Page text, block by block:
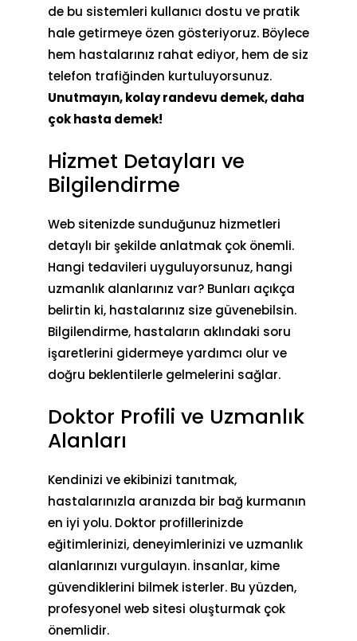
de bu sistemleri kullanıcı dostu ve pratik
hale getirmeye özen gösteriyoruz. Böylece
hem hastalarınız rahat ediyor, hem de siz
telefon trafiğinden kurtuluyorsunuz.
Unutmayın, kolay randevu demek, daha
çok hasta demek!
Hizmet Detayları ve
Bilgilendirme
Web sitenizde sunduğunuz hizmetleri
detaylı bir şekilde anlatmak çok önemli.
Hangi tedavileri uyguluyorsunuz, hangi
uzmanlık alanlarınız var? Bunları açıkça
belirtin ki, hastalarınız size güvenebilsin.
Bilgilendirme, hastaların aklındaki soru
işaretlerini gidermeye yardımcı olur ve
doğru beklentilerle gelmelerini sağlar.
Doktor Profili ve Uzmanlık
Alanları
Kendinizi ve ekibinizi tanıtmak,
hastalarınızla aranızda bir bağ kurmanın
en iyi yolu. Doktor profillerinizde
eğitimlerinizi, deneyimlerinizi ve uzmanlık
alanlarınızı vurgulayın. İnsanlar, kime
güvendiklerini bilmek isterler. Bu yüzden,
profesyonel web sitesi oluşturmak çok
önemlidir.